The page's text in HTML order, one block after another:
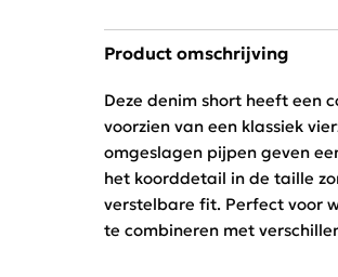
Product omschrijving
Deze denim short heeft een
voorzien van een klassiek
omgeslagen pijpen geven
het koorddetail in de taille
verstelbare fit. Perfect voor
te combineren met